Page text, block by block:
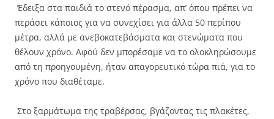
Έδειξα στα παιδιά το στενό πέρασμα, απ’ όπου πρέπει να
περάσει κάποιος για να συνεχίσει για άλλα 50 περίπου
μέτρα, αλλά με ανεβοκατεβάσματα και στενώματα που
θέλουν χρόνο. Αφού δεν μπορέσαμε να το ολοκληρώσουμε
από τη προηγουμένη, ήταν απαγορευτικό τώρα πιά, για το
χρόνο που διαθέταμε.
Στο ξαρμάτωμα της τραβέρσας, βγάζοντας τις πλακέτες,